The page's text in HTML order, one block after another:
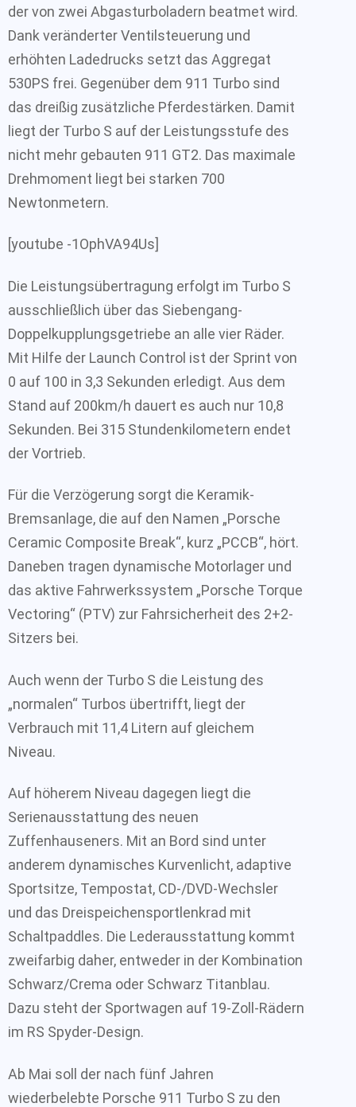
der von zwei Abgasturboladern beatmet wird.
Dank veränderter Ventilsteuerung und
erhöhten Ladedrucks setzt das Aggregat
530PS frei. Gegenüber dem 911 Turbo sind
das dreißig zusätzliche Pferdestärken. Damit
liegt der Turbo S auf der Leistungsstufe des
nicht mehr gebauten 911 GT2. Das maximale
Drehmoment liegt bei starken 700
Newtonmetern.
[youtube -1OphVA94Us]
Die Leistungsübertragung erfolgt im Turbo S
ausschließlich über das Siebengang-
Doppelkupplungsgetriebe an alle vier Räder.
Mit Hilfe der Launch Control ist der Sprint von
0 auf 100 in 3,3 Sekunden erledigt. Aus dem
Stand auf 200km/h dauert es auch nur 10,8
Sekunden. Bei 315 Stundenkilometern endet
der Vortrieb.
Für die Verzögerung sorgt die Keramik-
Bremsanlage, die auf den Namen „Porsche
Ceramic Composite Break“, kurz „PCCB“, hört.
Daneben tragen dynamische Motorlager und
das aktive Fahrwerkssystem „Porsche Torque
Vectoring“ (PTV) zur Fahrsicherheit des 2+2-
Sitzers bei.
Auch wenn der Turbo S die Leistung des
„normalen“ Turbos übertrifft, liegt der
Verbrauch mit 11,4 Litern auf gleichem
Niveau.
Auf höherem Niveau dagegen liegt die
Serienausstattung des neuen
Zuffenhauseners. Mit an Bord sind unter
anderem dynamisches Kurvenlicht, adaptive
Sportsitze, Tempostat, CD-/DVD-Wechsler
und das Dreispeichensportlenkrad mit
Schaltpaddles. Die Lederausstattung kommt
zweifarbig daher, entweder in der Kombination
Schwarz/Crema oder Schwarz Titanblau.
Dazu steht der Sportwagen auf 19-Zoll-Rädern
im RS Spyder-Design.
Ab Mai soll der nach fünf Jahren
wiederbelebte Porsche 911 Turbo S zu den